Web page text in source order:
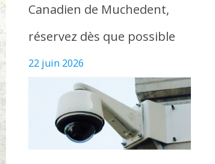
Canadien de Muchedent,
réservez dès que possible
22 juin 2026